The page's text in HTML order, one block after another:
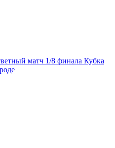
матч 1/8 финала Кубка